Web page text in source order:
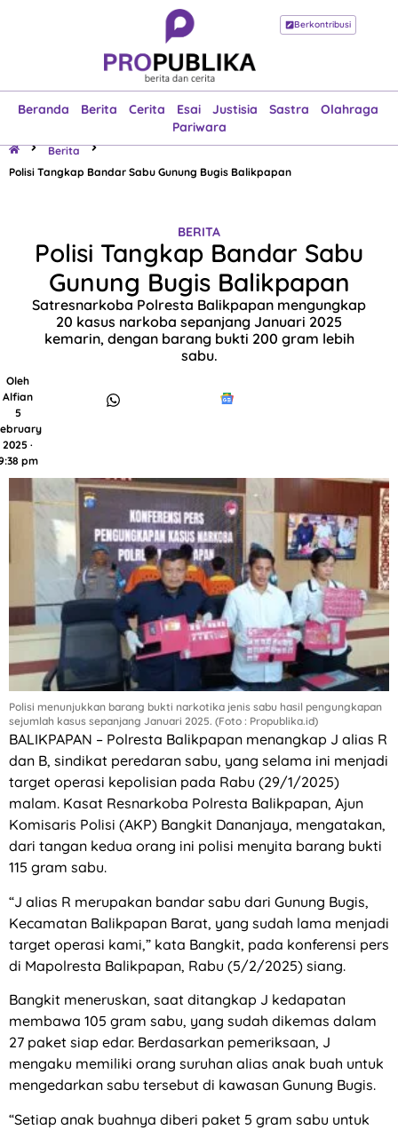
Berkontribusi
Beranda Berita Cerita Esai Justisia Sastra
Olahraga
Pariwara
Beranda
Esai
Justisia
Sastra
Olahraga
Pariwara
Berita
Polisi Tangkap Bandar Sabu Gunung Bugis Balikpapan
BERITA
Polisi Tangkap Bandar Sabu
Gunung Bugis Balikpapan
Satresnarkoba Polresta Balikpapan mengungkap
20 kasus narkoba sepanjang Januari 2025
kemarin, dengan barang bukti 200 gram lebih
sabu.
Oleh
Alfian
5
2025 ·
pm
Polisi menunjukkan barang bukti narkotika jenis sabu hasil pengungkapan
sejumlah kasus sepanjang Januari 2025. (Foto : Propublika.id)
BALIKPAPAN – Polresta Balikpapan menangkap J alias R
dan B, sindikat peredaran sabu, yang selama ini menjadi
target operasi kepolisian pada Rabu (29/1/2025)
malam. Kasat Resnarkoba Polresta Balikpapan, Ajun
Komisaris Polisi (AKP) Bangkit Dananjaya, mengatakan,
dari tangan kedua orang ini polisi menyita barang bukti
115 gram sabu.
“J alias R merupakan bandar sabu dari Gunung Bugis,
Kecamatan Balikpapan Barat, yang sudah lama menjadi
target operasi kami,” kata Bangkit, pada konferensi pers
di Mapolresta Balikpapan, Rabu (5/2/2025) siang.
Bangkit meneruskan, saat ditangkap J kedapatan
membawa 105 gram sabu, yang sudah dikemas dalam
27 paket siap edar. Berdasarkan pemeriksaan, J
mengaku memiliki orang suruhan alias anak buah untuk
mengedarkan sabu tersebut di kawasan Gunung Bugis.
“Setiap anak buahnya diberi paket 5 gram sabu untuk